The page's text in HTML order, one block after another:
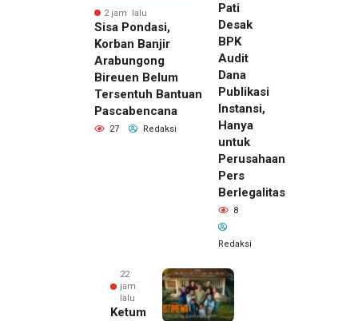
2 jam lalu
Sisa Pondasi,
Korban Banjir
Arabungong
Bireuen Belum
Tersentuh Bantuan
Pascabencana
27 Redaksi
Pati
Desak
BPK
Audit
Dana
Publikasi
Instansi,
Hanya
untuk
Perusahaan
Pers
Berlegalitas
8
Redaksi
22
jam
lalu
Ketum